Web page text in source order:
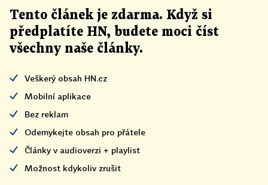
Tento článek je zdarma. Když si
předplatíte HN, budete moci číst
všechny naše články.
Veškerý obsah HN.cz
Mobilní aplikace
Bez reklam
Odemykejte obsah pro přátele
Články v audioverzi + playlist
Možnost kdykoliv zrušit